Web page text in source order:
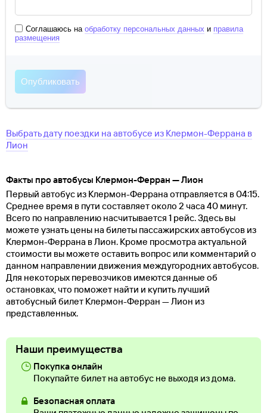
Соглашаюсь на обработку персональных данных и правила
размещения
Выбрать дату поездки на автобусе из Клермон-Феррана в
Лион
Факты про автобусы Клермон-Ферран — Лион
Первый автобус из Клермон-Феррана отправляется в 04:15.
Среднее время в пути составляет около 2 часа 40 минут.
Всего по направлению насчитывается 1 рейс. Здесь вы
можете узнать цены на билеты пассажирских автобусов из
Клермон-Феррана в Лион. Кроме просмотра актуальной
стоимости вы можете оставить вопрос или комментарий о
данном направлении движения междугородних автобусов.
Для некоторых перевозчиков имеются данные об
остановках, что поможет найти и купить лучший
автобусный билет Клермон-Ферран — Лион из
представленных.
Наши преимущества
Покупка онлайн
Покупайте билет на автобус не выходя из дома.
Безопасная оплата